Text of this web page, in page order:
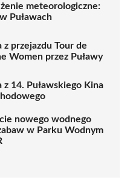
meteorologiczne:
Puławach
z przejazdu Tour de
Women przez Puławy
z 14. Puławskiego Kina
nowego wodnego
w Parku Wodnym